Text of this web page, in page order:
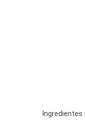
Ingredientes